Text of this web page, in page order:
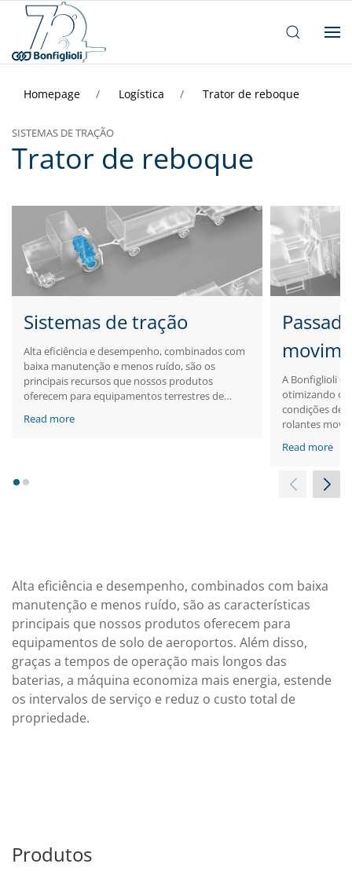
Homepage Logística Trator de reboque
SISTEMAS DE TRAÇÃO
Trator de reboque
Sistemas de tração
Alta eficiência e desempenho, combinados com
baixa manutenção e menos ruído, são os
principais recursos que nossos produtos
oferecem para equipamentos terrestres de
funcionamento mais longos da bateria, a
Read more
A Bonfiglioli
otimizando o
condições de
rolantes
oferece
a energia da
segurança
energia pode
Read more
12
Alta eficiência e desempenho, combinados com baixa
manutenção e menos ruído, são as características
principais que nossos produtos oferecem para
equipamentos de solo de aeroportos. Além disso,
graças a tempos de operação mais longos das
baterias, a máquina economiza mais energia, estende
os intervalos de serviço e reduz o custo total de
propriedade.
Produtos